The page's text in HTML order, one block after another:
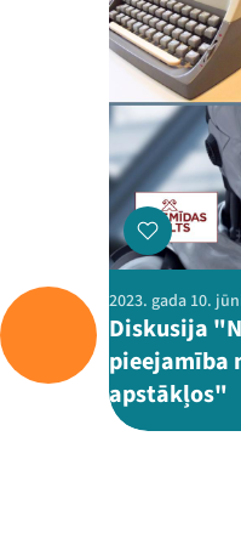
2023. gada 10.
Diskusija
pieejamība
apstākļos"